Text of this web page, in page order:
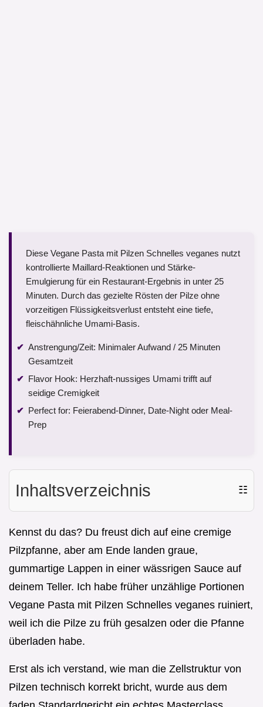
Diese Vegane Pasta mit Pilzen Schnelles veganes nutzt
kontrollierte Maillard-Reaktionen und Stärke-
Emulgierung für ein Restaurant-Ergebnis in unter 25
Minuten. Durch das gezielte Rösten der Pilze ohne
vorzeitigen Flüssigkeitsverlust entsteht eine tiefe,
fleischähnliche Umami-Basis.
Anstrengung/Zeit: Minimaler Aufwand / 25 Minuten
Gesamtzeit
Flavor Hook: Herzhaft-nussiges Umami trifft auf
seidige Cremigkeit
Perfect for: Feierabend-Dinner, Date-Night oder Meal-
Prep
Inhaltsverzeichnis ☷
Kennst du das? Du freust dich auf eine cremige
Pilzpfanne, aber am Ende landen graue,
gummartige Lappen in einer wässrigen Sauce auf
deinem Teller. Ich habe früher unzählige Portionen
Vegane Pasta mit Pilzen Schnelles veganes ruiniert,
weil ich die Pilze zu früh gesalzen oder die Pfanne
überladen habe.
Erst als ich verstand, wie man die Zellstruktur von
Pilzen technisch korrekt bricht, wurde aus dem